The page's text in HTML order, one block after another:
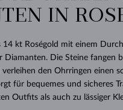
DURCHSEHEN
LIEBE
DURCHSEHEN
ROSÉGOLD
DURCHSEHEN
TOPASE
TURMALINE
MOLDAVITE
BABY-OHRRINGE
HOCHZEITSOHRRINGE
SCHÖN
DURCHSEHEN
MOLDAVITE
MINERALKETTEN
PERLEN ANHÄNGER
WEISSGOLD
GELBGOLDDINGE
DURCHSEHEN
DURCHSEHEN
SMARAGDE
MOLDAVITE
MINERALIEN
HOCHZEITSSCHMUCK
GELBGOLD
DURCHSEHEN
DURCHSEHEN
DURCHSEHEN
IN
14 kt Roségold mit einem
Diamanten. Die Steine fangen
den Ohrringen einen
für bequemes und sicheres
Outfits als auch zu lässiger